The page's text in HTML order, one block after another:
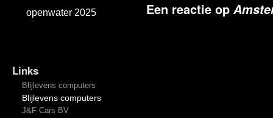
openwater 2025
Links
Blijlevens computers
Blijlevens computers
J&F Cars BV
Een reactie op